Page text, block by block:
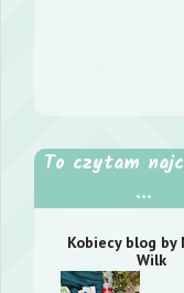
To czytam
...
Kobiecy blog by
Wilk